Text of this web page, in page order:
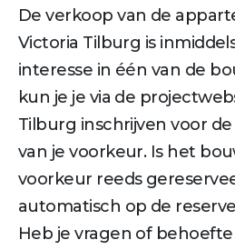
De verkoop van de
Victoria Tilburg is
interesse in één van de
kun je je via de
Tilburg inschrijven voor
van je voorkeur. Is het
voorkeur reeds
automatisch op de
Heb je vragen of